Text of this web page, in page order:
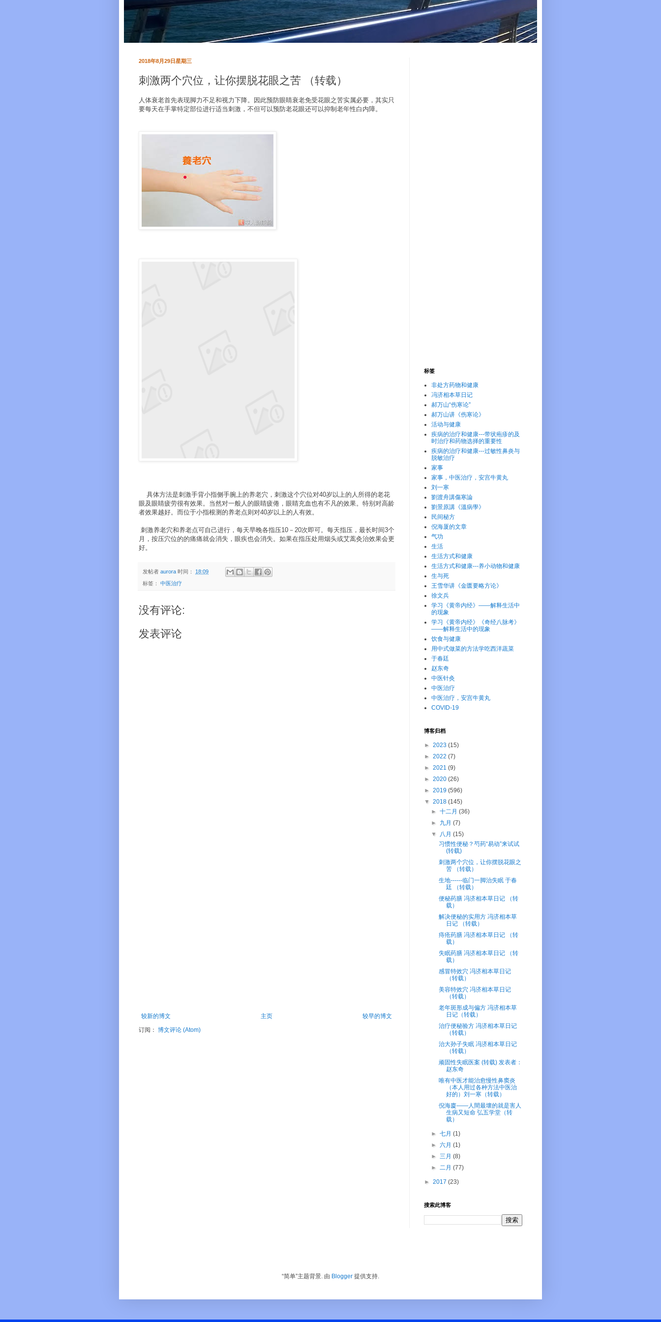
2018年8月29日星期三
刺激两个穴位，让你摆脱花眼之苦 （转载）
人体衰老首先表现脚力不足和视力下降。因此预防眼睛衰老免受花眼之苦实属必要，其实只
要每天在手掌特定部位进行适当刺激，不但可以预防老花眼还可以抑制老年性白内障。
具体方法是刺激手背小指侧手腕上的养老穴，刺激这个穴位对40岁以上的人所得的老花
眼及眼睛疲劳很有效果。当然对一般人的眼睛疲倦，眼睛充血也有不凡的效果。特别对高龄
者效果越好。而位于小指根测的养老点则对40岁以上的人有效。
刺激养老穴和养老点可自己进行，每天早晚各指压10－20次即可。每天指压，最长时间3个
月，按压穴位的的痛痛就会消失，眼疾也会消失。如果在指压处用烟头或艾蒿灸治效果会更
好。
发帖者 aurora 时间： 18:09
标签： 中医治疗
没有评论:
发表评论
较新的博文 较早的博文
主页
订阅： 博文评论 (Atom)
标签
非处方药物和健康
冯济相本草日记
郝万山“伤寒论”
郝万山讲《伤寒论》
活动与健康
疾病的治疗和健康---带状疱疹的及
时治疗和药物选择的重要性
疾病的治疗和健康---过敏性鼻炎与
脱敏治疗
家事
家事，中医治疗，安宫牛黄丸
刘一寒
劉渡舟講傷寒論
劉景原講《溫病學》
民间秘方
倪海厦的文章
气功
生活
生活方式和健康
生活方式和健康---养小动物和健康
生与死
王雪华讲《金匮要略方论》
徐文兵
学习《黄帝内经》——解释生活中
的现象
学习《黄帝内经》《奇经八脉考》
——解释生活中的现象
饮食与健康
用中式做菜的方法学吃西洋蔬菜
于春廷
赵东奇
中医针灸
中医治疗
中医治疗，安宫牛黄丸
COVID-19
博客归档
► 2023 (15)
► 2022 (7)
► 2021 (9)
► 2020 (26)
► 2019 (596)
▼ 2018 (145)
►十二月(36)
► 九月(7)
▼ 八月(15)
习惯性便秘？芍药“易动”来试试
(转载)
刺激两个穴位，让你摆脱花眼之
苦 （转载）
生地------临门一脚治失眠 于春
廷 （转载）
便秘药膳 冯济相本草日记 （转
载）
解决便秘的实用方 冯济相本草
日记 （转载）
痔疮药膳 冯济相本草日记 （转
载）
失眠药膳 冯济相本草日记 （转
载）
感冒特效穴 冯济相本草日记
（转载）
美容特效穴 冯济相本草日记
（转载）
老年斑形成与偏方 冯济相本草
日记（转载）
治疗便秘验方 冯济相本草日记
（转载）
治大孙子失眠 冯济相本草日记
（转载）
顽固性失眠医案 (转载) 发表者：
赵东奇
唯有中医才能治愈慢性鼻窦炎
（本人用过各种方法中医治
好的）刘一寒（转载）
倪海廈——人間最壞的就是害人
生病又短命 弘五学堂（转
载）
►七月(1)
►六月(1)
►三月(8)
►二月(77)
► 2017 (23)
搜索此博客
“简单”主题背景. 由 Blogger 提供支持.